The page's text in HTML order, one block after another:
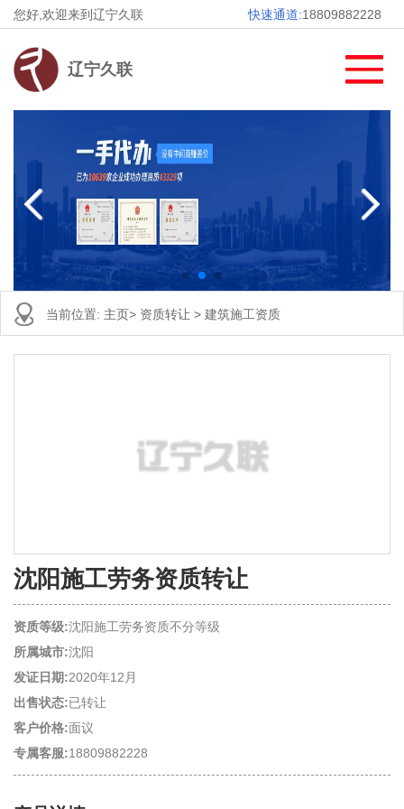
您好,欢迎来到辽宁久联 快速通道:18809882228
辽宁久联
当前位置: 主页> 资质转让 > 建筑施工资质
沈阳施工劳务资质转让
资质等级:沈阳施工劳务资质不分等级
所属城市:沈阳
发证日期:2020年12月
出售状态:已转让
客户价格:面议
专属客服:18809882228